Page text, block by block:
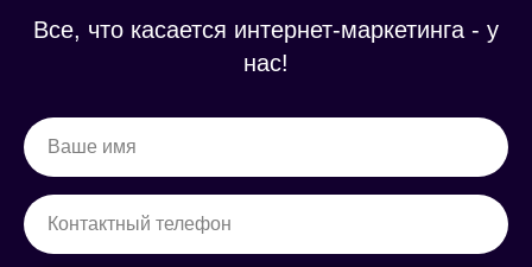
Все, что касается интернет-маркетинга - у
нас!